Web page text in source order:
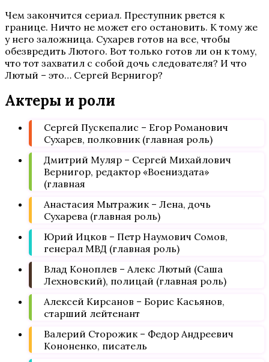
Чем закончится сериал. Преступник рвется к
границе. Ничто не может его остановить. К тому же
у него заложница. Сухарев готов на все, чтобы
обезвредить Лютого. Вот только готов ли он к тому,
что тот захватил с собой дочь следователя? И что
Лютый – это… Сергей Вернигор?
Актеры и роли
Сергей Пускепалис – Егор Романович
Сухарев, полковник (главная роль)
Дмитрий Муляр – Сергей Михайлович
Вернигор, редактор «Воениздата»
(главная
Анастасия Мытражик – Лена, дочь
Сухарева (главная роль)
Юрий Ицков – Петр Наумович Сомов,
генерал МВД (главная роль)
Влад Коноплев – Алекс Лютый (Саша
Лехновский), полицай (главная роль)
Алексей Кирсанов – Борис Касьянов,
старший лейтенант
Валерий Сторожик – Федор Андреевич
Кононенко, писатель